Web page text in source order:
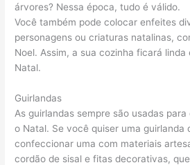
árvores? Nessa época, tudo é válido.
Você também pode colocar enfeites
personagens ou criaturas natalinas,
Noel. Assim, a sua cozinha ficará
Natal.
Guirlandas
As guirlandas sempre são usadas
o Natal. Se você quiser uma guirlanda
confeccionar uma com materiais
cordão de sisal e fitas decorativas,